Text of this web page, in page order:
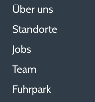
Über uns
Standorte
Jobs
Team
Fuhrpark